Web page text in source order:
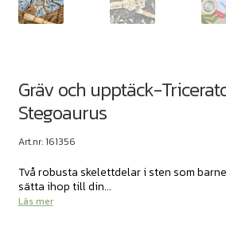
Gräv och upptäck-
Stegoaurus
Art.nr: 161356
Två robusta skelettdelar i sten som
sätta ihop till din...
Läs mer